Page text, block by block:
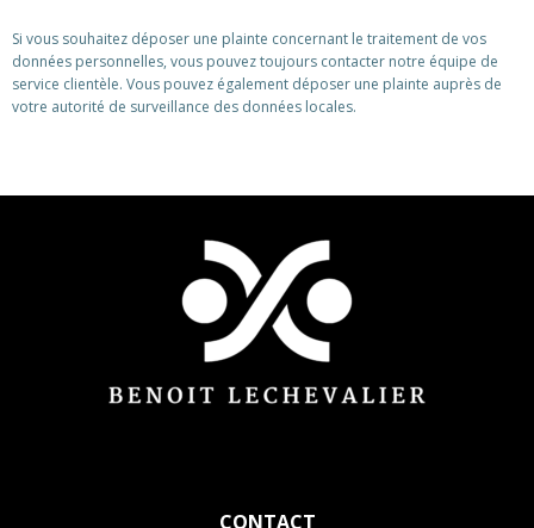
Si vous souhaitez déposer une plainte concernant le traitement de vos
données personnelles, vous pouvez toujours contacter notre équipe de
service clientèle. Vous pouvez également déposer une plainte auprès de
votre autorité de surveillance des données locales.
CONTACT